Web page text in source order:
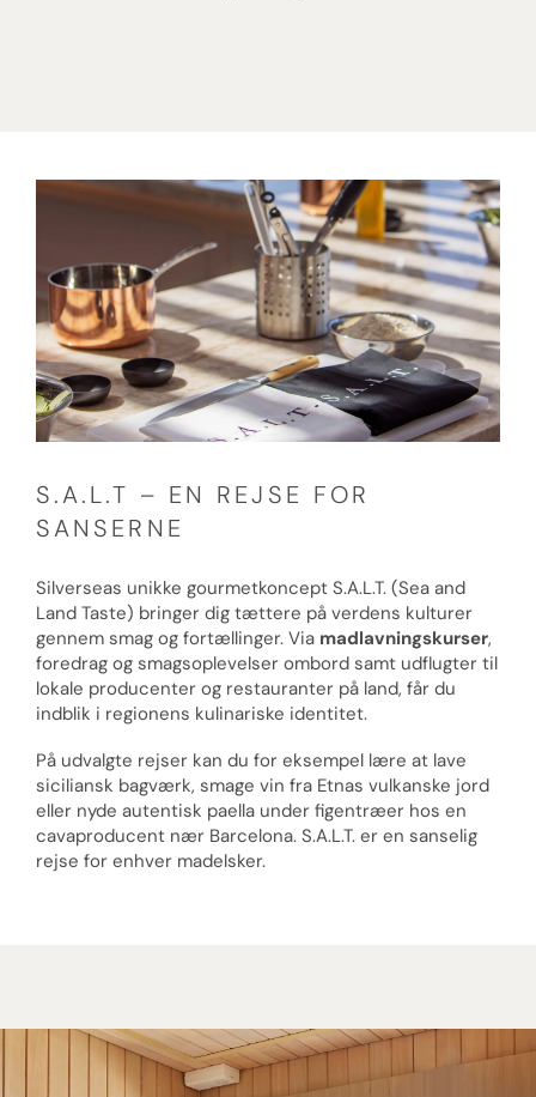
S.A.L.T – EN REJSE FOR
SANSERNE
Silverseas unikke gourmetkoncept S.A.L.T. (Sea and
Land Taste) bringer dig tættere på verdens kulturer
gennem smag og fortællinger. Via madlavningskurser,
foredrag og smagsoplevelser ombord samt udflugter til
lokale producenter og restauranter på land, får du
indblik i regionens kulinariske identitet.
På udvalgte rejser kan du for eksempel lære at lave
siciliansk bagværk, smage vin fra Etnas vulkanske jord
eller nyde autentisk paella under figentræer hos en
cavaproducent nær Barcelona. S.A.L.T. er en sanselig
rejse for enhver madelsker.